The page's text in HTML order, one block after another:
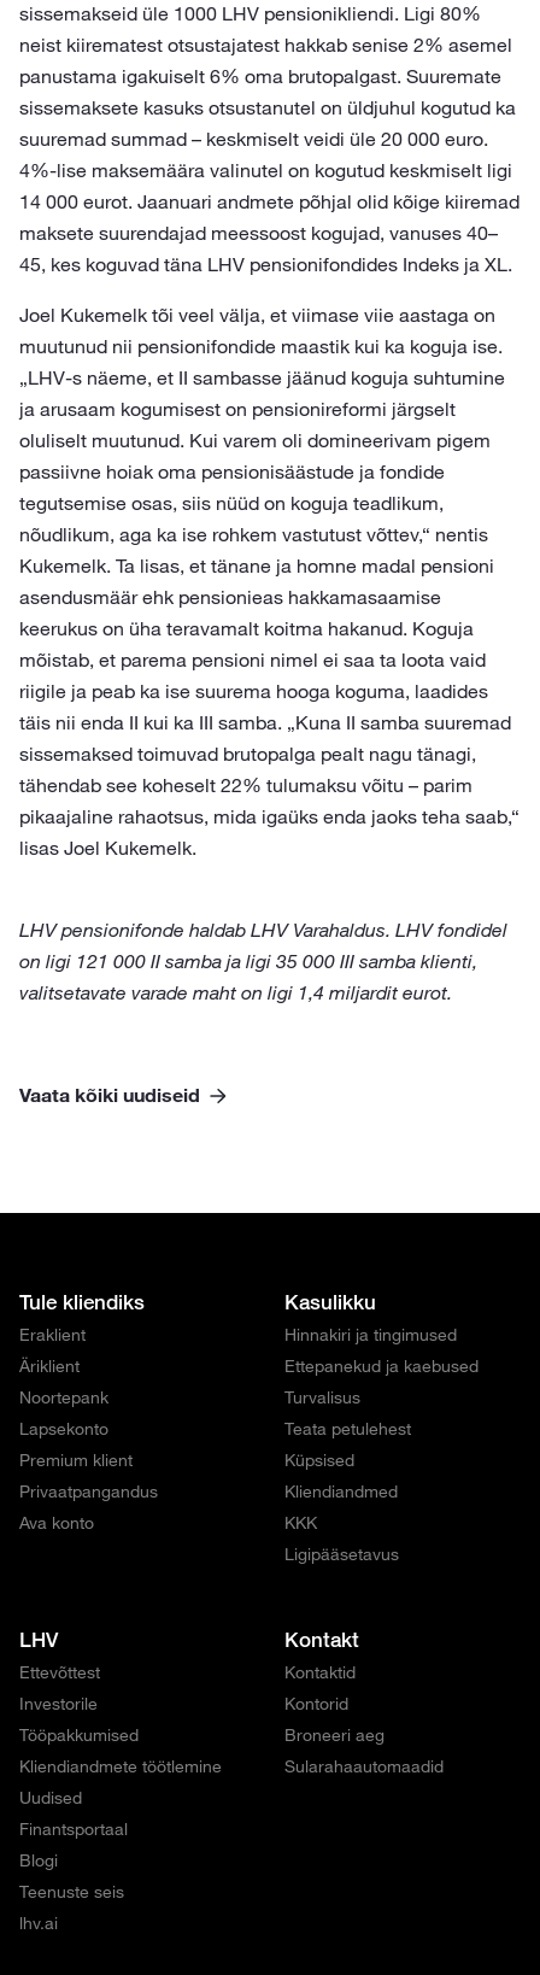
sissemakseid üle 1000 LHV pensionikliendi. Ligi 80%
neist kiirematest otsustajatest hakkab senise 2% asemel
panustama igakuiselt 6% oma brutopalgast. Suuremate
sissemaksete kasuks otsustanutel on üldjuhul kogutud ka
suuremad summad – keskmiselt veidi üle 20 000 euro.
4%-lise maksemäära valinutel on kogutud keskmiselt ligi
14 000 eurot. Jaanuari andmete põhjal olid kõige kiiremad
maksete suurendajad meessoost kogujad, vanuses 40–
45, kes koguvad täna LHV pensionifondides Indeks ja XL.
Joel Kukemelk tõi veel välja, et viimase viie aastaga on
muutunud nii pensionifondide maastik kui ka koguja ise.
„LHV-s näeme, et II sambasse jäänud koguja suhtumine
ja arusaam kogumisest on pensionireformi järgselt
oluliselt muutunud. Kui varem oli domineerivam pigem
passiivne hoiak oma pensionisäästude ja fondide
tegutsemise osas, siis nüüd on koguja teadlikum,
nõudlikum, aga ka ise rohkem vastutust võttev,“ nentis
Kukemelk. Ta lisas, et tänane ja homne madal pensioni
asendusmäär ehk pensionieas hakkamasaamise
keerukus on üha teravamalt koitma hakanud. Koguja
mõistab, et parema pensioni nimel ei saa ta loota vaid
riigile ja peab ka ise suurema hooga koguma, laadides
täis nii enda II kui ka III samba. „Kuna II samba suuremad
sissemaksed toimuvad brutopalga pealt nagu tänagi,
tähendab see koheselt 22% tulumaksu võitu – parim
pikaajaline rahaotsus, mida igaüks enda jaoks teha saab,“
lisas Joel Kukemelk.
LHV pensionifonde haldab LHV Varahaldus. LHV fondidel
on ligi 121 000 II samba ja ligi 35 000 III samba klienti,
valitsetavate varade maht on ligi 1,4 miljardit eurot.
Vaata kõiki uudiseid
Tule kliendiks
Eraklient
Äriklient
Noortepank
Lapsekonto
Premium klient
Privaatpangandus
Ava konto
Kasulikku
Hinnakiri ja tingimused
Ettepanekud ja kaebused
Turvalisus
Teata petulehest
Küpsised
Kliendiandmed
KKK
Ligipääsetavus
LHV
Ettevõttest
Investorile
Tööpakkumised
Kliendiandmete töötlemine
Uudised
Finantsportaal
Blogi
Teenuste seis
lhv.ai
Kontakt
Kontaktid
Kontorid
Broneeri aeg
Sularahaautomaadid